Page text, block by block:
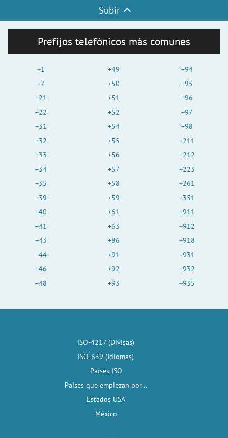
Subir
Prefijos telefónicos más comunes
+1
+7
+21
+22
+31
+32
+33
+34
+35
+39
+40
+41
+43
+44
+46
+48
+49
+50
+51
+52
+54
+55
+56
+57
+58
+59
+61
+63
+86
+91
+92
+93
+94
+95
+96
+97
+98
+211
+212
+223
+261
+351
+911
+912
+918
+931
+932
+935
ISO-4217 (Divisas)
ISO-639 (Idiomas)
Países ISO
Países que empiezan por...
Estados USA
México